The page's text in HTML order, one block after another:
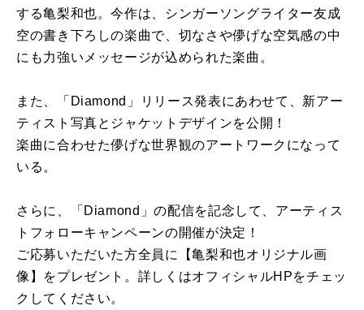
する亀梨和也。今作は、シンガーソングライター友成
空の書き下ろしの楽曲で、切なさや儚げな空気感の中
にも力強いメッセージが込められた楽曲。
また、「Diamond」リリース発表にあわせて、新アー
ティスト写真とジャケットデザインを公開！
楽曲に合わせた儚げな世界観のアートワークになって
いる。
さらに、「Diamond」の配信を記念して、アーティス
トフォローキャンペーンの開催が決定！
ご応募いただいた⽅全員に【亀梨和也オリジナル画
像】をプレゼント。詳しくはオフィシャルHPをチェッ
クしてください。